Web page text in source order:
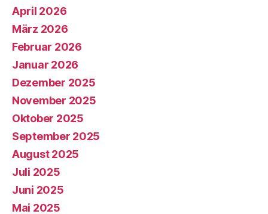
April 2026
März 2026
Februar 2026
Januar 2026
Dezember 2025
November 2025
Oktober 2025
September 2025
August 2025
Juli 2025
Juni 2025
Mai 2025